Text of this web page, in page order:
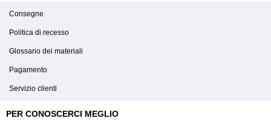
Consegne
Politica di recesso
Glossario dei materiali
Pagamento
Servizio clienti
PER CONOSCERCI MEGLIO